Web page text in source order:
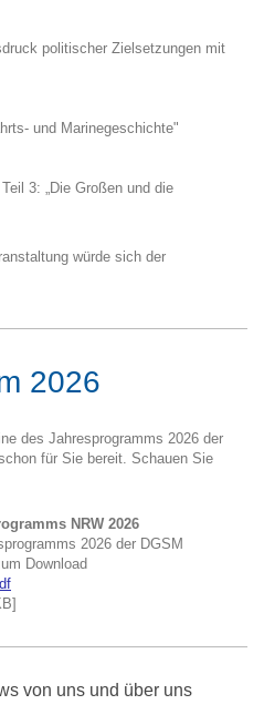
politischer Zielsetzungen mit
und Marinegeschichte"
3: „Die Großen und die
würde sich der
2026
des Jahresprogramms 2026 der
für Sie bereit. Schauen Sie
NRW 2026
2026 der DGSM
Download
von uns und über uns